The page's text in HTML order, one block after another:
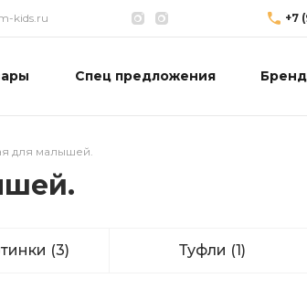
kids.ru +7
Спец предложения
для малышей.
(3) Туфли (1)